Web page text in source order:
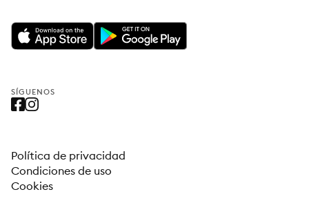
SÍGUENOS
Política de privacidad
Condiciones de uso
Cookies